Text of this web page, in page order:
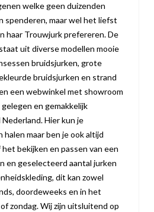
welke geen duizenden
spenderen, maar wel het liefst
haar Trouwjurk prefereren. De
uit diverse modellen mooie
bruidsjurken, grote
bruidsjurken en strand
een webwinkel met showroom
en gemakkelijk
Hier kun je
maar ben je ook altijd
bekijken en passen van een
en geselecteerd aantal jurken
dit kan zowel
doordeweeks en in het
zondag. Wij zijn uitsluitend op